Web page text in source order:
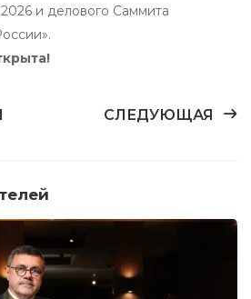
и делового Саммита
СЛЕДУЮЩАЯ